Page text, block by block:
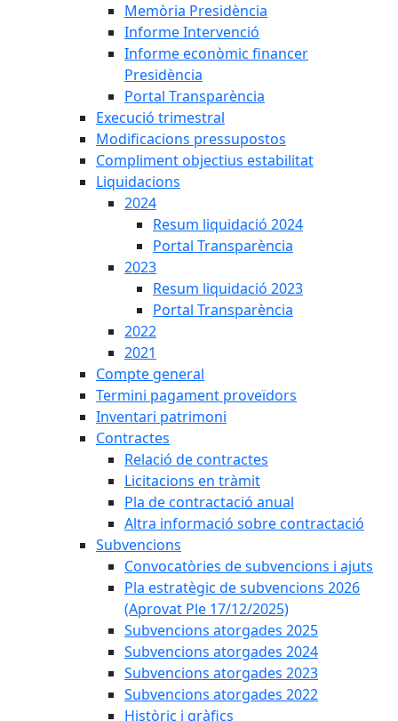
Memòria Presidència
Informe Intervenció
Informe econòmic financer
Presidència
Portal Transparència
Execució trimestral
Modificacions pressupostos
Compliment objectius estabilitat
Liquidacions
2024
Resum liquidació 2024
Portal Transparència
2023
Resum liquidació 2023
Portal Transparència
2022
2021
Compte general
Termini pagament proveïdors
Inventari patrimoni
Contractes
Relació de contractes
Licitacions en tràmit
Pla de contractació anual
Altra informació sobre contractació
Subvencions
Convocatòries de subvencions i ajuts
Pla estratègic de subvencions 2026
(Aprovat Ple 17/12/2025)
Subvencions atorgades 2025
Subvencions atorgades 2024
Subvencions atorgades 2023
Subvencions atorgades 2022
Històric i gràfics